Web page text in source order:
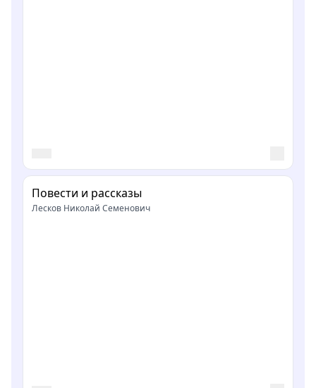
Повести и рассказы
Лесков Николай Семенович